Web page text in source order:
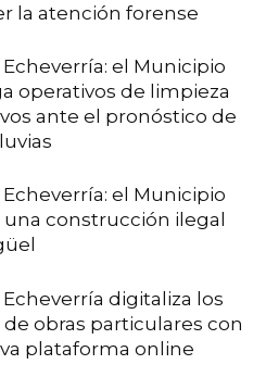
la atención forense
el Municipio
operativos de limpieza
ante el pronóstico de
el Municipio
construcción ilegal
digitaliza los
obras particulares con
plataforma online